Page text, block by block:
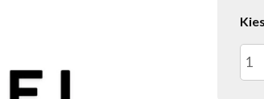
6x